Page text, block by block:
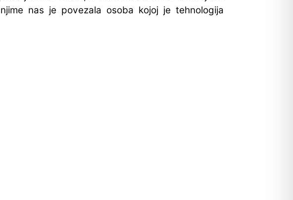
nas je povezala osoba kojoj je tehnologija